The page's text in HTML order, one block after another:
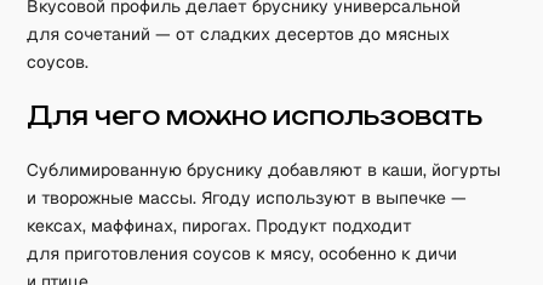
Вкусовой профиль делает бруснику универсальной
для сочетаний — от сладких десертов до мясных
соусов.
Для чего можно использовать
Сублимированную бруснику добавляют в каши, йогурты
и творожные массы. Ягоду используют в выпечке —
кексах, маффинах, пирогах. Продукт подходит
для приготовления соусов к мясу, особенно к дичи